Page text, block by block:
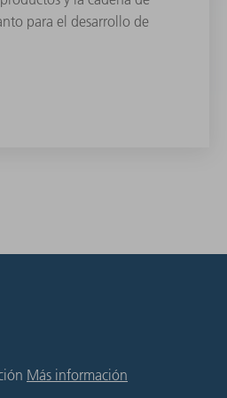
para el desarrollo de
Más información